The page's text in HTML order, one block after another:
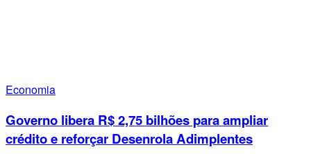
Economia
Governo libera R$ 2,75 bilhões para ampliar
crédito e reforçar Desenrola Adimplentes